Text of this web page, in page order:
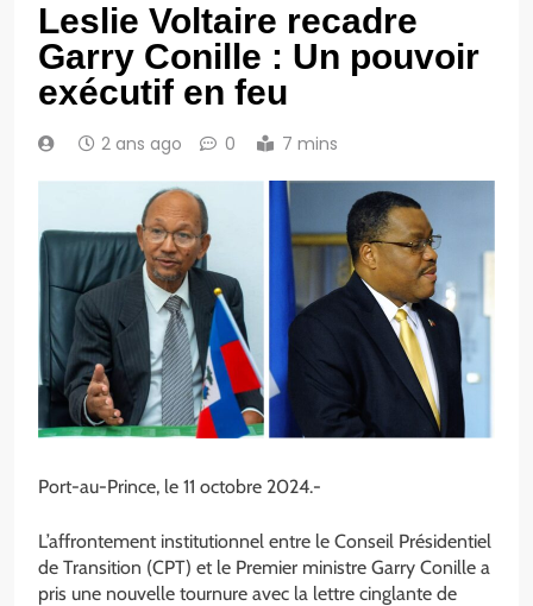
Leslie Voltaire recadre
Garry Conille : Un pouvoir
exécutif en feu
2 ans ago 0 7 mins
Port-au-Prince, le 11 octobre 2024.-
L’affrontement institutionnel entre le Conseil Présidentiel
de Transition (CPT) et le Premier ministre Garry Conille a
pris une nouvelle tournure avec la lettre cinglante de